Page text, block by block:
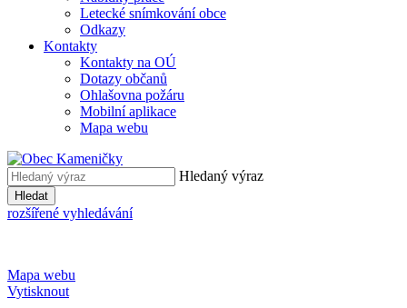
Letecké snímkování obce
Odkazy
Kontakty
Kontakty na OÚ
Dotazy občanů
Ohlašovna požáru
Mobilní aplikace
Mapa webu
Hledaný výraz
Hledat
rozšířené vyhledávání
Mapa webu
Vytisknout